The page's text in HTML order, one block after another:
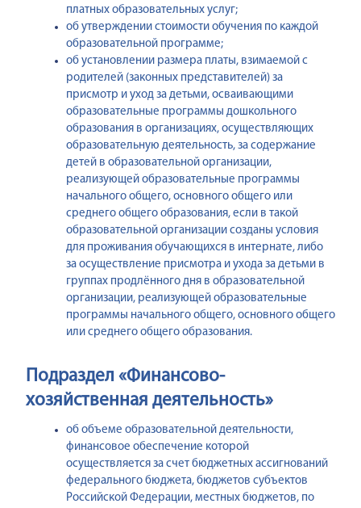
платных образовательных услуг;
об утверждении стоимости обучения по каждой
образовательной программе;
об установлении размера платы, взимаемой с
родителей (законных представителей) за
присмотр и уход за детьми, осваивающими
образовательные программы дошкольного
образования в организациях, осуществляющих
образовательную деятельность, за содержание
детей в образовательной организации,
реализующей образовательные программы
начального общего, основного общего или
среднего общего образования, если в такой
образовательной организации созданы условия
для проживания обучающихся в интернате, либо
за осуществление присмотра и ухода за детьми в
группах продлённого дня в образовательной
организации, реализующей образовательные
программы начального общего, основного общего
или среднего общего образования.
Подраздел «Финансово-
хозяйственная деятельность»
об объеме образовательной деятельности,
финансовое обеспечение которой
осуществляется за счет бюджетных ассигнований
федерального бюджета, бюджетов субъектов
Российской Федерации, местных бюджетов, по